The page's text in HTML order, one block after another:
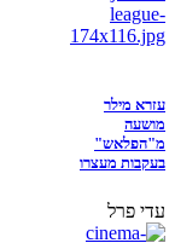
עזרא מילר
מושעה
מ"הפלאש"
בעקבות מעצרו
עדי פרל